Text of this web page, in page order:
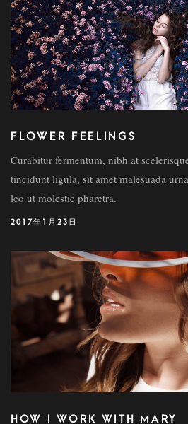
FLOWER FEELINGS
Curabitur fermentum, nibh at
tincidunt ligula, sit amet malesuada
leo ut molestie pharetra.
2017年1月23日
HOW I WORK WITH MARY